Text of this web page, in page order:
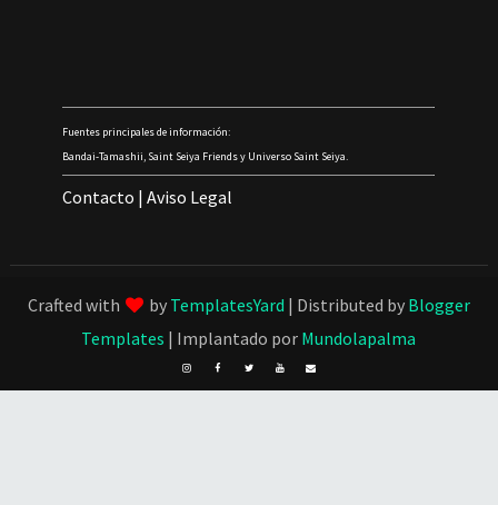
Fuentes principales de información:
Bandai-Tamashii, Saint Seiya Friends y Universo Saint Seiya.
Contacto |Aviso Legal
Crafted with by TemplatesYard | Distributed by Blogger
Templates | Implantado por Mundolapalma